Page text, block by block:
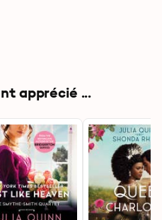
apprécié ...